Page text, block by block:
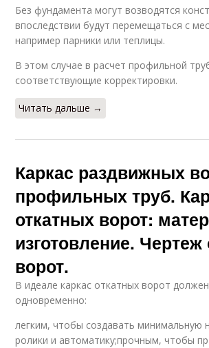
Без фундамента могут возводятся
впоследствии будут перемещаться с
например парники или теплицы.
В этом случае в расчет профильной
соответствующие корректировки.
Читать дальше →
Каркас раздвижных
профильных труб.
откатных ворот:
изготовление. Чертеж
ворот.
В идеале каркас откатных ворот
одновременно:
легким, чтобы создавать минимальную
ролики и автоматику;прочным, чтобы